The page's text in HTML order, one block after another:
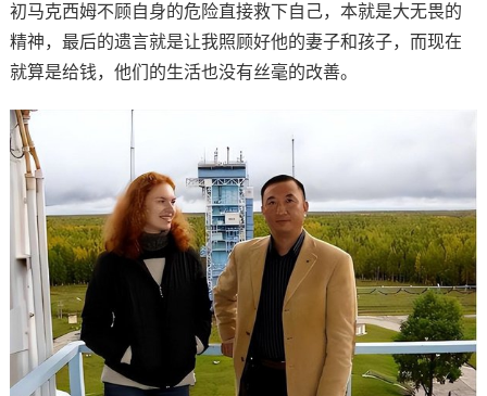
初马克西姆不顾自身的危险直接救下自己，本就是大无畏的
精神，最后的遗言就是让我照顾好他的妻子和孩子，而现在
就算是给钱，他们的生活也没有丝毫的改善。